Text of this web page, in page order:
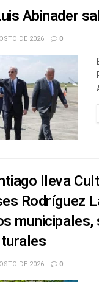
Abinader
DE 2026 0
lleva
Rodríguez
DE 2026 0